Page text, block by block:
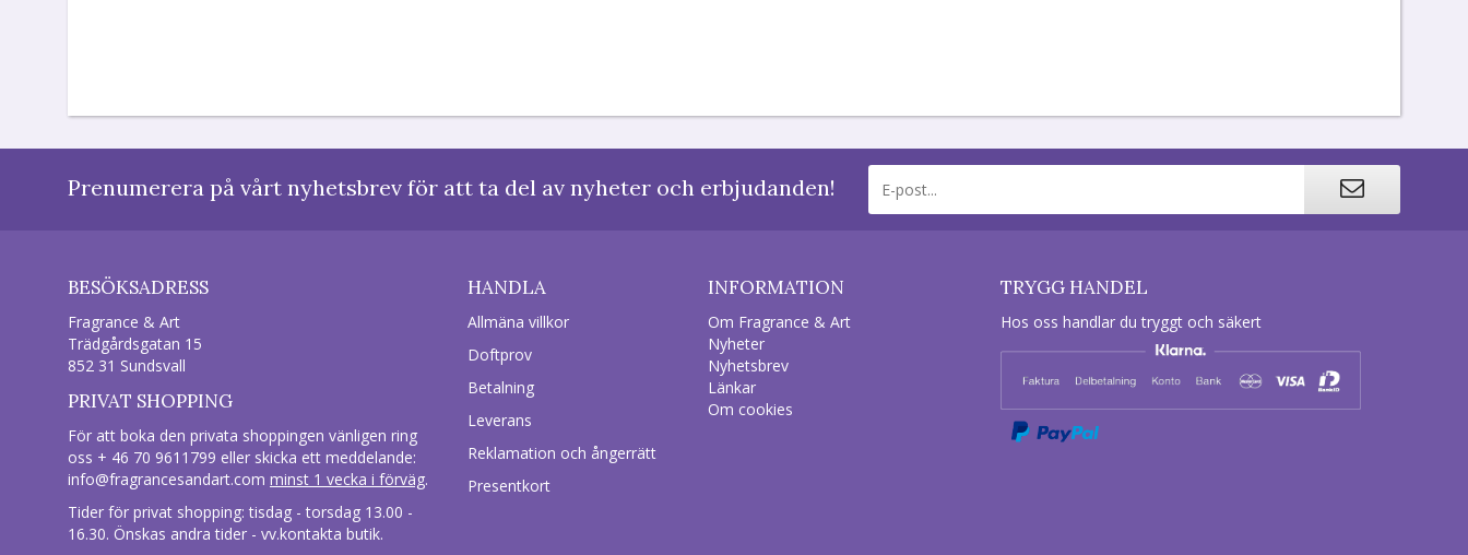
Prenumerera på vårt nyhetsbrev för att ta del av nyheter och erbjudanden!
BESÖKSADRESS
Fragrance & Art
Trädgårdsgatan 15
852 31 Sundsvall
PRIVAT SHOPPING
För att boka den privata shoppingen vänligen ring
oss + 46 70 9611799 eller skicka ett meddelande:
info@fragrancesandart.com minst 1 vecka i förväg.
Tider för privat shopping: tisdag - torsdag 13.00 -
16.30. Önskas andra tider - vv.kontakta butik.
HANDLA
Allmäna villkor
Doftprov
Betalning
Leverans
Reklamation och ångerrätt
Presentkort
INFORMATION
Om Fragrance & Art
Nyheter
Nyhetsbrev
Länkar
Om cookies
TRYGG HANDEL
Hos oss handlar du tryggt och säkert